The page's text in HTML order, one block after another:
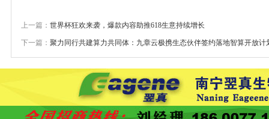
上一篇： 世界杯狂欢来袭，爆款内容助推618生意持续增长
下一篇： 聚力同行共建算力共同体：九章云极携生态伙伴签约落地智算开放计